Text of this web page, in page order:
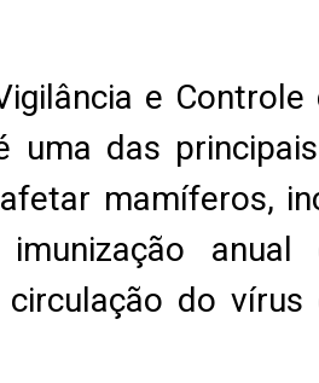
e Controle
uma das
mamíferos,
anual
do